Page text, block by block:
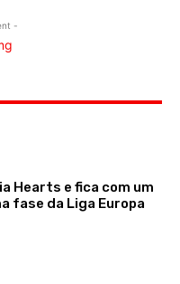
-
Hearts e fica com um
fase da Liga Europa